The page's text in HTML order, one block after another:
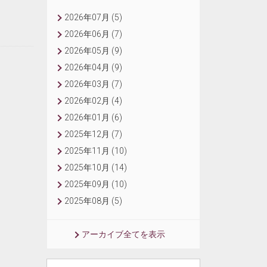
2026年07月 (5)
2026年06月 (7)
2026年05月 (9)
2026年04月 (9)
2026年03月 (7)
2026年02月 (4)
2026年01月 (6)
2025年12月 (7)
2025年11月 (10)
2025年10月 (14)
2025年09月 (10)
2025年08月 (5)
アーカイブ全てを表示